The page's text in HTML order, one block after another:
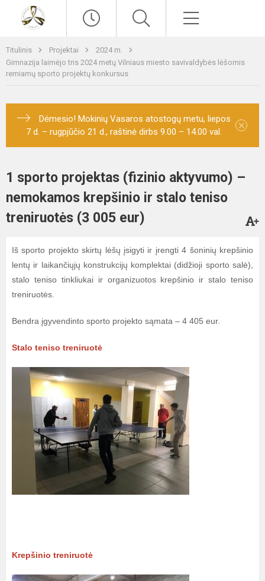
Titulinis Projektai
2024 m.
Gimnazija laimėjo tris 2024 metų Vilniaus miesto savivaldybės lėšomis
remiamų sporto projektų konkursus
Dėmesio! Mokinių Vasaros atostogų metu, liepos
7 d. – rugpjūčio 21 d., raštinė dirbs 9.00 – 14.00 val.
×
1 sporto projektas (fizinio aktyvumo) –
nemokamos krepšinio ir stalo teniso
treniruotės (3 005 eur)
Iš sporto projekto skirtų lėšų įsigyti ir įrengti 4 šoninių krepšinio
lentų ir laikančiųjų konstrukcijų komplektai (didžioji sporto salė),
stalo teniso tinkliukai ir organizuotos krepšinio ir stalo teniso
treniruotės.
Bendra įgyvendinto sporto projekto sąmata – 4 405 eur.
Stalo teniso treniruotė
Krepšinio treniruotė